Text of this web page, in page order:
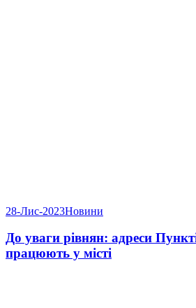
28-Лис-2023Новини
До уваги рівнян: адреси
працюють у місті